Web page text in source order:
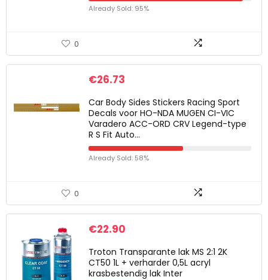
Already Sold: 95%
0
€26.73
Car Body Sides Stickers Racing Sport
Decals voor HO-NDA MUGEN CI-VIC
Varadero ACC-ORD CRV Legend-type
R S Fit Auto…
Already Sold: 58%
0
€22.90
Troton Transparante lak MS 2:1 2K
CT50 1L + verharder 0,5L acryl
krasbestendig lak Inter